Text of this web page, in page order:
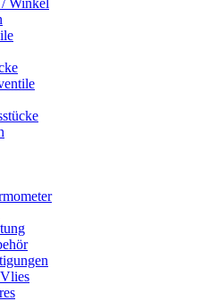
Winkel